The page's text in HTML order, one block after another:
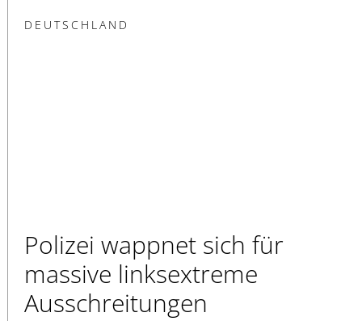
DEUTSCHLAND
Polizei wappnet sich für
massive linksextreme
Ausschreitungen